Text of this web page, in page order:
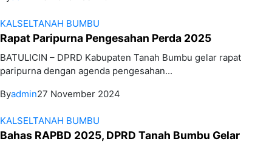
KALSELTANAH BUMBU
Rapat Paripurna Pengesahan Perda 2025
BATULICIN – DPRD Kabupaten Tanah Bumbu gelar rapat
paripurna dengan agenda pengesahan...
Byadmin27 November 2024
KALSELTANAH BUMBU
Bahas RAPBD 2025, DPRD Tanah Bumbu Gelar